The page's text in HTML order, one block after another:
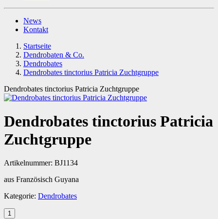
News
Kontakt
Startseite
Dendrobaten & Co.
Dendrobates
Dendrobates tinctorius Patricia Zuchtgruppe
Dendrobates tinctorius Patricia Zuchtgruppe
Dendrobates tinctorius Patricia
Zuchtgruppe
Artikelnummer: BJ1134
aus Französisch Guyana
Kategorie: Dendrobates